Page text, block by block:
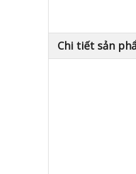
Chi tiết sản